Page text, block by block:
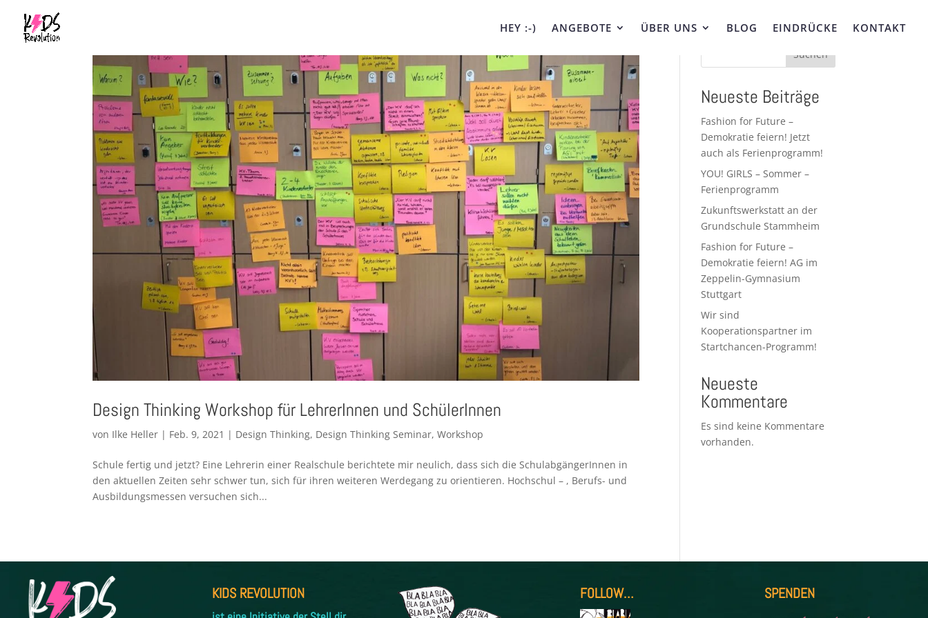
HEY :-) ANGEBOTE ÜBER UNS BLOG EINDRÜCKE KONTAKT
Design Thinking Workshop für LehrerInnen und SchülerInnen
von Ilke Heller | Feb. 9, 2021 | Design Thinking, Design Thinking Seminar,Workshop
Schule fertig und jetzt? Eine Lehrerin einer Realschule berichtete mir neulich, dass sich die SchulabgängerInnen in
den aktuellen Zeiten sehr schwer tun, sich für ihren weiteren Werdegang zu orientieren. Hochschul – , Berufs- und
Ausbildungsmessen versuchen sich...
Suchen
Neueste Beiträge
Fashion for Future –
Demokratie feiern! Jetzt
auch als Ferienprogramm!
YOU! GIRLS – Sommer –
Ferienprogramm
Zukunftswerkstatt an der
Grundschule Stammheim
Fashion for Future –
Demokratie feiern! AG im
Zeppelin-Gymnasium
Stuttgart
Wir sind
Kooperationspartner im
Startchancen-Programm!
Neueste
Kommentare
Es sind keine Kommentare
vorhanden.
KIDS REVOLUTION FOLLOW… SPENDEN